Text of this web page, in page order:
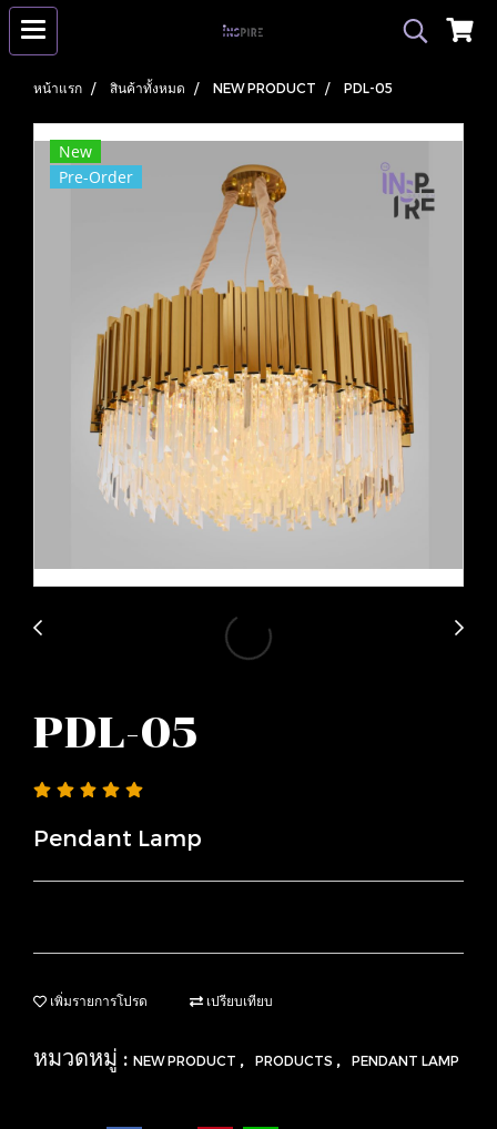
หน้าแรก สินค้าทั้งหมด NEW PRODUCT PDL-05
New
Pre-Order
PDL-05
Pendant Lamp
เพิ่มรายการโปรด เปรียบเทียบ
หมวดหมู่ : NEW PRODUCT , PRODUCTS , PENDANT LAMP